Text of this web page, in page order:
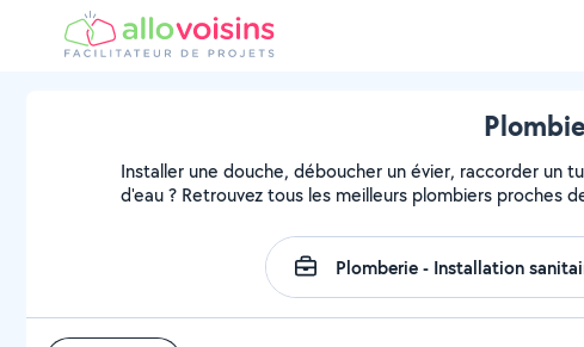
Installer une douche, déboucher un évier, raccorder un
d'eau ? Retrouvez tous les meilleurs plombiers proches